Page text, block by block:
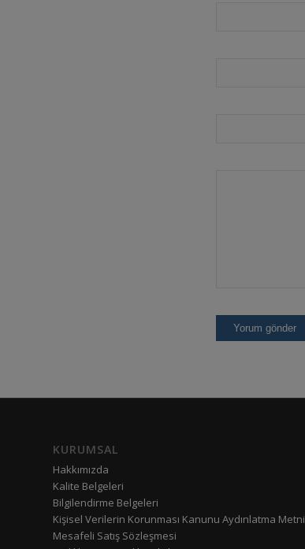
KURUMSAL
Hakkımızda
Kalite Belgeleri
Bilgilendirme Belgeleri
Kişisel Verilerin Korunması Kanunu Aydınlatma Metni
Mesafeli Satış Sözleşmesi